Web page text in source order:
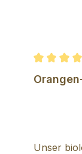
Unser